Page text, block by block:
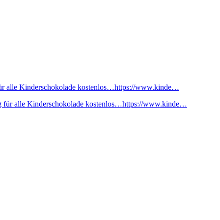
alle Kinderschokolade kostenlos…https://www.kinde…
für alle Kinderschokolade kostenlos…https://www.kinde…